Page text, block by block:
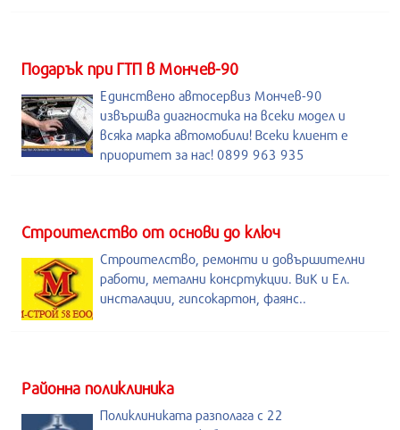
Подарък при ГТП в Мончев-90
Единствено автосервиз Мончев-90
извършва диагностика на всеки модел и
всяка марка автомобили! Всеки клиент е
приоритет за нас! 0899 963 935
Строителство от основи до ключ
Строителство, ремонти и довършителни
работи, метални консртукции. ВиК и Ел.
инсталации, гипсокартон, фаянс..
Районна поликлиника
Поликлиниката разполага с 22